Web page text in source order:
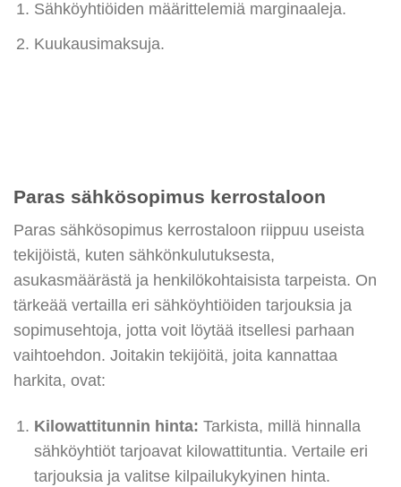
Sähköyhtiöiden määrittelemiä marginaaleja.
Kuukausimaksuja.
Paras sähkösopimus kerrostaloon
Paras sähkösopimus kerrostaloon riippuu useista
tekijöistä, kuten sähkönkulutuksesta,
asukasmäärästä ja henkilökohtaisista tarpeista. On
tärkeää vertailla eri sähköyhtiöiden tarjouksia ja
sopimusehtoja, jotta voit löytää itsellesi parhaan
vaihtoehdon. Joitakin tekijöitä, joita kannattaa
harkita, ovat:
Kilowattitunnin hinta: Tarkista, millä hinnalla
sähköyhtiöt tarjoavat kilowattituntia. Vertaile eri
tarjouksia ja valitse kilpailukykyinen hinta.